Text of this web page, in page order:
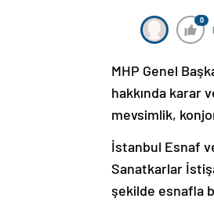
0
MHP Genel
hakkında karar
mevsimlik,
İstanbul Esnaf
Sanatkarlar
şekilde esnafla